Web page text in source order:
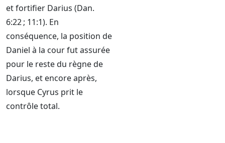
et fortifier Darius (Dan.
6:22 ; 11:1). En
conséquence, la position de
Daniel à la cour fut assurée
pour le reste du règne de
Darius, et encore après,
lorsque Cyrus prit le
contrôle total.